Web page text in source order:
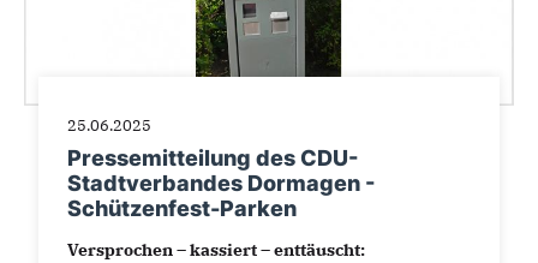
25.06.2025
Pressemitteilung des CDU-
Stadtverbandes Dormagen -
Schützenfest-Parken
Versprochen – kassiert – enttäuscht: